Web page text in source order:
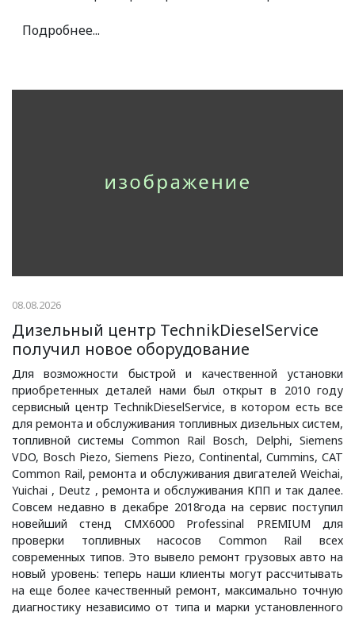
Подробнее...
08.08.2026
Дизельный центр TechnikDieselService
получил новое оборудование
Для возможности быстрой и качественной установки
приобретенных деталей нами был открыт в 2010 году
сервисный центр TechnikDieselService, в котором есть все
для ремонта и обслуживания топливных дизельных систем,
топливной системы Common Rail Bosch, Delphi, Siemens
VDO, Bosch Piezo, Siemens Piezo, Continental, Cummins, CAT
Common Rail, ремонта и обслуживания двигателей Weichai,
Yuichai , Deutz , ремонта и обслуживания КПП и так далее.
Совсем недавно в декабре 2018года на сервис поступил
новейший стенд СМХ6000 Professinal PREMIUM для
проверки топливных насосов Common Rail всех
современных типов. Это вывело ремонт грузовых авто на
новый уровень: теперь наши клиенты могут рассчитывать
на еще более качественный ремонт, максимально точную
диагностику независимо от типа и марки установленного